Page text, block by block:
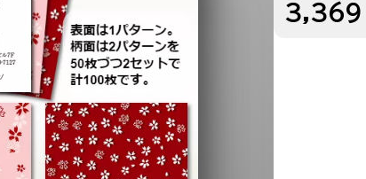
3,369